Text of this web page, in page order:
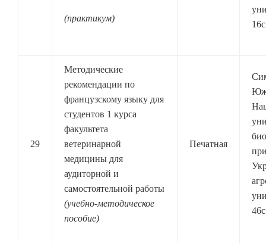
(практикум)
29
Методические
рекомендации по
французскому языку для
студентов 1 курса
факультета
ветеринарной
медицины для
аудиторной и
самостоятельной работы
(учебно-методическое
пособие)
Печатная